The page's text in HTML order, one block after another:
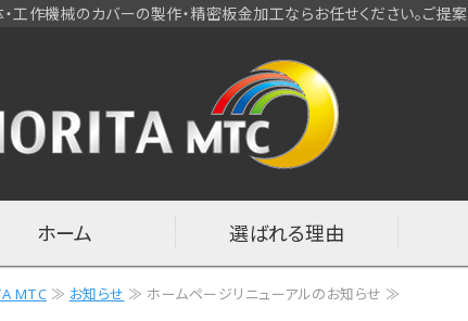
半導
工作機械のカバーの製作・精密板金加工ならお任せください。ご提案
ホーム 選ばれる理由
MTC ≫ お知らせ ≫ ホームページリニューアルのお知らせ ≫